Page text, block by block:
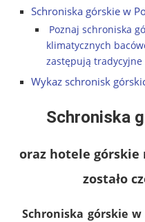
Schroniska górskie w
Poznaj schroniska
klimatycznych
zastępują
Wykaz schronisk
Schroniska
orazhotele górskie
zostało
Schroniska górskie